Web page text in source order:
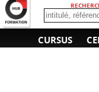
CURSUS